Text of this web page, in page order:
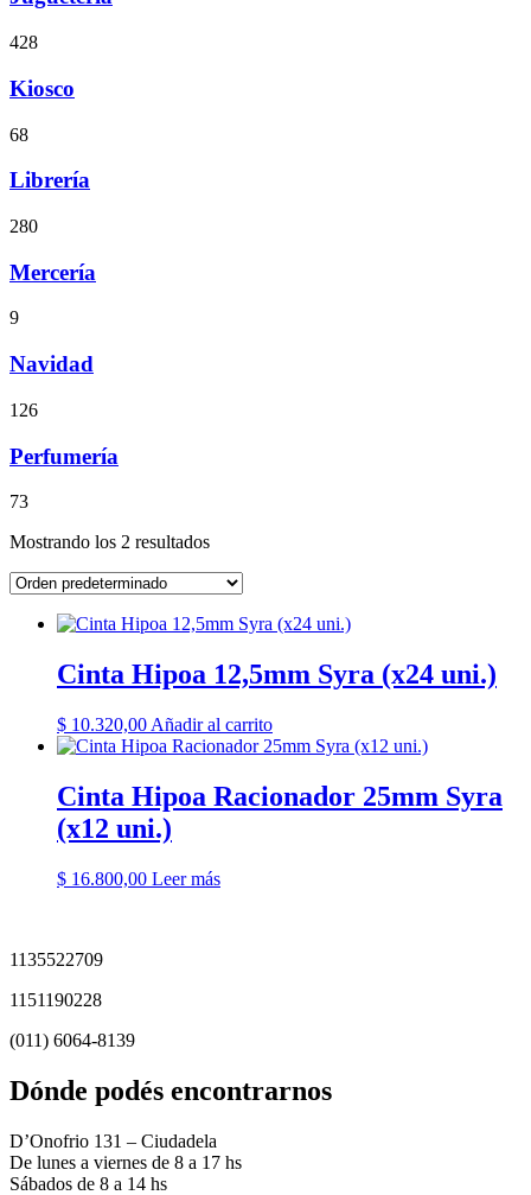
428
Kiosco
68
Librería
280
Mercería
9
Navidad
126
Perfumería
73
Mostrando los 2 resultados
Cinta Hipoa 12,5mm Syra (x24 uni.)
$ 10.320,00 Añadir al carrito
Cinta Hipoa Racionador 25mm Syra
(x12 uni.)
$ 16.800,00 Leer más
1135522709
1151190228
(011) 6064-8139
Dónde podés encontrarnos
D’Onofrio 131 – Ciudadela
De lunes a viernes de 8 a 17 hs
Sábados de 8 a 14 hs